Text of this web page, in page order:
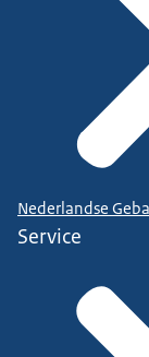
Nederlandse
Service